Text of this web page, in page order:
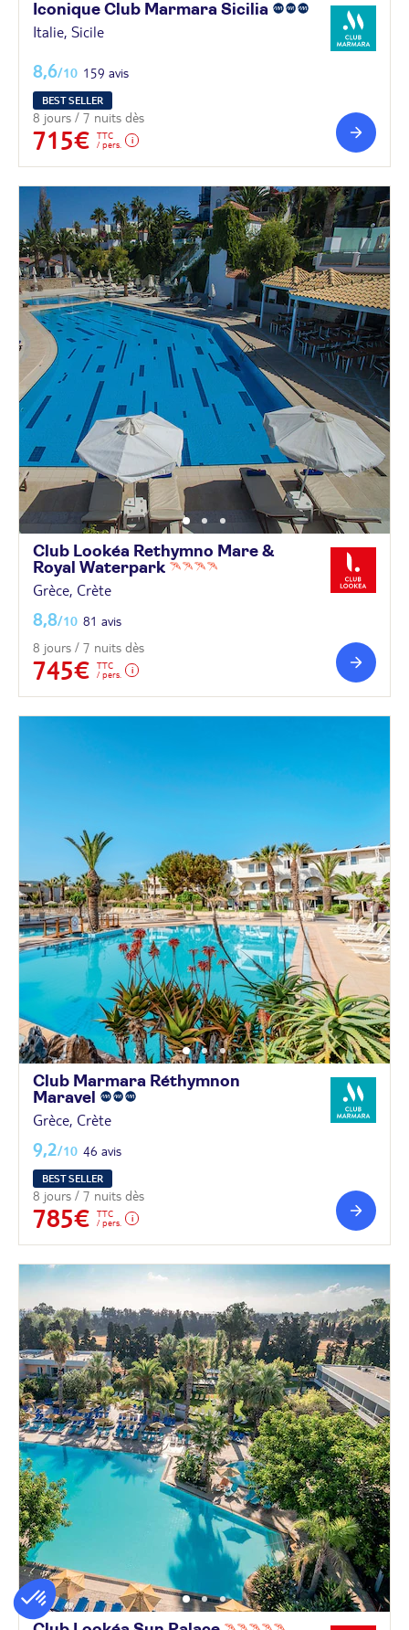
Iconique Club Marmara Sicilia
Italie, Sicile
8,6/10 159 avis
BEST SELLER
8 jours / 7 nuits dès
715€
TTC
/ pers.
Club Lookéa Rethymno Mare &
Royal Waterpark
Grèce, Crète
8,8/10 81 avis
8 jours / 7 nuits dès
745€
TTC
/ pers.
Club Marmara Réthymnon
Maravel
Grèce, Crète
9,2/10 46 avis
BEST SELLER
8 jours / 7 nuits dès
785€
TTC
/ pers.